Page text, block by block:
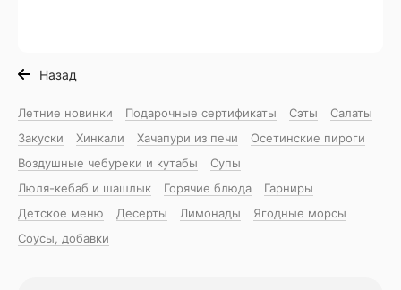
Назад
Летние новинки Подарочные сертификаты Сэты
Салаты
Закуски
Хинкали Хачапури из печи
Осетинские пироги
Воздушные чебуреки и кутабы
Супы
Люля-кебаб и шашлык
Горячие блюда
Гарниры
Детское меню
Десерты Лимонады
Ягодные морсы
Соусы, добавки